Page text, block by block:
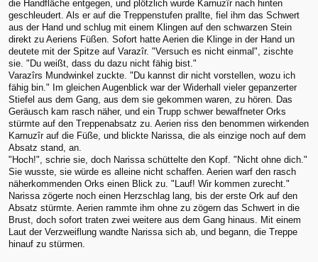
die Handfläche entgegen, und plötzlich wurde Karnuzîr nach hinten
geschleudert. Als er auf die Treppenstufen prallte, fiel ihm das Schwert
aus der Hand und schlug mit einem Klingen auf den schwarzen Stein
direkt zu Aeriens Füßen. Sofort hatte Aerien die Klinge in der Hand un
deutete mit der Spitze auf Varazîr. "Versuch es nicht einmal", zischte
sie. "Du weißt, dass du dazu nicht fähig bist."
Varazîrs Mundwinkel zuckte. "Du kannst dir nicht vorstellen, wozu ich
fähig bin." Im gleichen Augenblick war der Widerhall vieler gepanzerter
Stiefel aus dem Gang, aus dem sie gekommen waren, zu hören. Das
Geräusch kam rasch näher, und ein Trupp schwer bewaffneter Orks
stürmte auf den Treppenabsatz zu. Aerien riss den benommen wirkenden
Karnuzîr auf die Füße, und blickte Narissa, die als einzige noch auf dem
Absatz stand, an.
"Hoch!", schrie sie, doch Narissa schüttelte den Kopf. "Nicht ohne dich."
Sie wusste, sie würde es alleine nicht schaffen. Aerien warf den rasch
näherkommenden Orks einen Blick zu. "Lauf! Wir kommen zurecht."
Narissa zögerte noch einen Herzschlag lang, bis der erste Ork auf den
Absatz stürmte. Aerien rammte ihm ohne zu zögern das Schwert in die
Brust, doch sofort traten zwei weitere aus dem Gang hinaus. Mit einem
Laut der Verzweiflung wandte Narissa sich ab, und begann, die Treppe
hinauf zu stürmen.